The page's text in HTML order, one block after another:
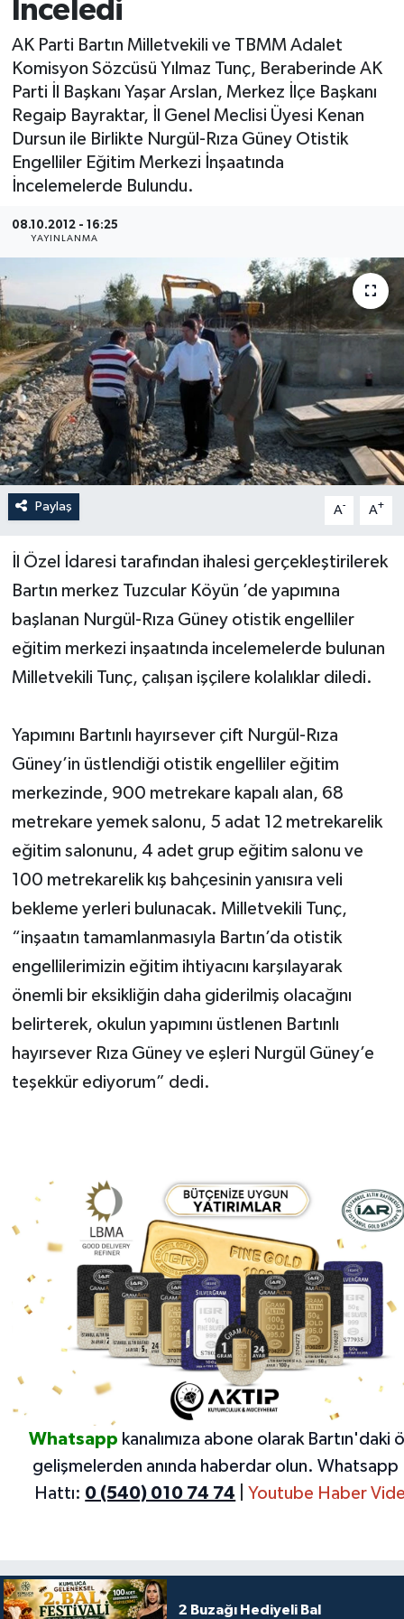
İnceledi
AK Parti Bartın Milletvekili ve TBMM Adalet
Komisyon Sözcüsü Yılmaz Tunç, Beraberinde AK
Parti İl Başkanı Yaşar Arslan, Merkez İlçe Başkanı
Regaip Bayraktar, İl Genel Meclisi Üyesi Kenan
Dursun ile Birlikte Nurgül-Rıza Güney Otistik
Engelliler Eğitim Merkezi İnşaatında
İncelemelerde Bulundu.
08.10.2012 - 16:25
YAYINLANMA
Paylaş A- A+
İl Özel İdaresi tarafından ihalesi gerçekleştirilerek
Bartın merkez Tuzcular Köyün ’de yapımına
başlanan Nurgül-Rıza Güney otistik engelliler
eğitim merkezi inşaatında incelemelerde bulunan
Milletvekili Tunç, çalışan işçilere kolalıklar diledi.
Yapımını Bartınlı hayırsever çift Nurgül-Rıza
Güney’in üstlendiği otistik engelliler eğitim
merkezinde, 900 metrekare kapalı alan, 68
metrekare yemek salonu, 5 adat 12 metrekarelik
eğitim salonunu, 4 adet grup eğitim salonu ve
100 metrekarelik kış bahçesinin yanısıra veli
bekleme yerleri bulunacak. Milletvekili Tunç,
“inşaatın tamamlanmasıyla Bartın’da otistik
engellilerimizin eğitim ihtiyacını karşılayarak
önemli bir eksikliğin daha giderilmiş olacağını
belirterek, okulun yapımını üstlenen Bartınlı
hayırsever Rıza Güney ve eşleri Nurgül Güney’e
teşekkür ediyorum” dedi.
Whatsapp kanalımıza abone olarak Bartın'daki
gelişmelerden anında haberdar olun. Whatsapp
Hattı: 0 (540) 010 74 74 Youtube Haber
2 Buzağı Hediyeli Bal
Sağlık
Sinema
Sivil Toplum
Siyaset
Spor
Tarım
Turizm
Yaşam
Yerel Yönetimler
DÜNYA